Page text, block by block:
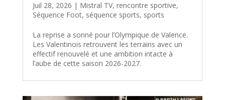
Juil 28, 2026 | Mistral TV, rencontre sportive,
Séquence Foot, séquence sports, sports
La reprise a sonné pour l’Olympique de Valence.
Les Valentinois retrouvent les terrains avec un
effectif renouvelé et une ambition intacte à
l’aube de cette saison 2026-2027.